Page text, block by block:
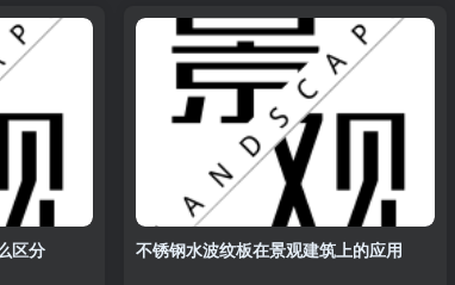
区分 不锈钢水波纹板在景观建筑上的应用